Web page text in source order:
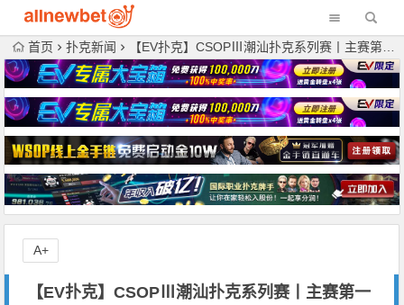
首页 扑克新闻 【EV扑克】CSOPⅢ潮汕扑克系列赛丨主赛第一轮B组持续火爆，熊文鑫领跑，战队积分榜初现峥嵘
【EV扑克】CSOPⅢ潮汕扑克系列赛丨主赛第一
A+